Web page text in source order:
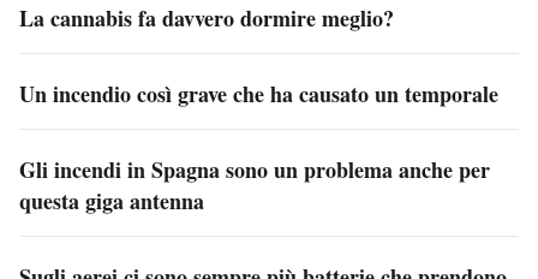
La cannabis fa davvero dormire meglio?
Un incendio così grave che ha causato un temporale
Gli incendi in Spagna sono un problema anche per
questa giga antenna